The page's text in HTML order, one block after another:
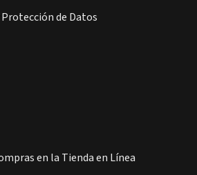
de Datos
en la Tienda en Línea